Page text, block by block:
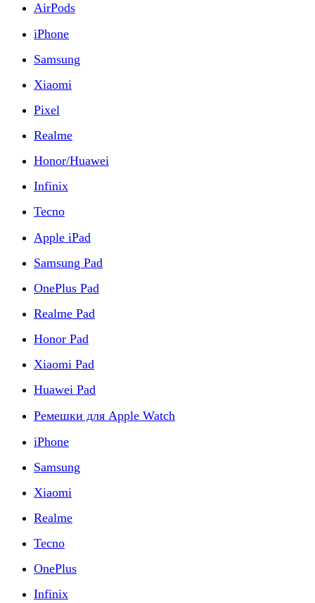
AirPods
iPhone
Samsung
Xiaomi
Pixel
Realme
Honor/Huawei
Infinix
Tecno
Apple iPad
Samsung Pad
OnePlus Pad
Realme Pad
Honor Pad
Xiaomi Pad
Huawei Pad
Ремешки для Apple Watch
iPhone
Samsung
Xiaomi
Realme
Tecno
OnePlus
Infinix